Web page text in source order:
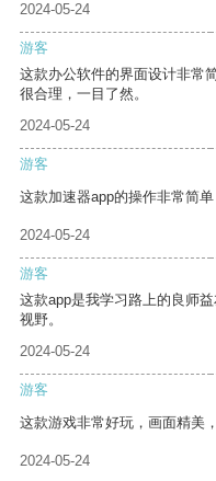
2024-05-24
游客
这款办公软件的界面设计非常
很合理，一目了然。
2024-05-24
游客
这款加速器app的操作非常简
2024-05-24
游客
这款app是我学习路上的良师
视野。
2024-05-24
游客
这款游戏非常好玩，画面精美
2024-05-24